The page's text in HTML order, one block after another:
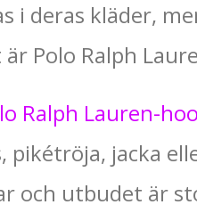
i deras kläder,
Polo Ralph
Ralph Lauren-
pikétröja, jacka
och utbudet är